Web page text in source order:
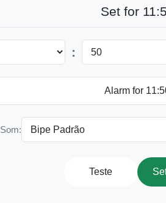
Set for
:
Som:
Teste